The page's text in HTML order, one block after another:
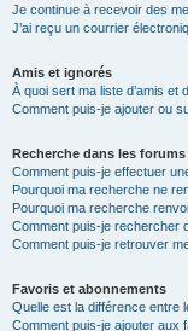
Je continue à recevoir des
J’ai reçu un courrier
Amis et ignorés
À quoi sert ma liste d’amis et
Comment puis-je ajouter ou
Recherche dans les forums
Comment puis-je effectuer
Pourquoi ma recherche ne
Pourquoi ma recherche
Comment puis-je rechercher
Comment puis-je retrouver
Favoris et abonnements
Quelle est la différence entre
Comment puis-je ajouter aux